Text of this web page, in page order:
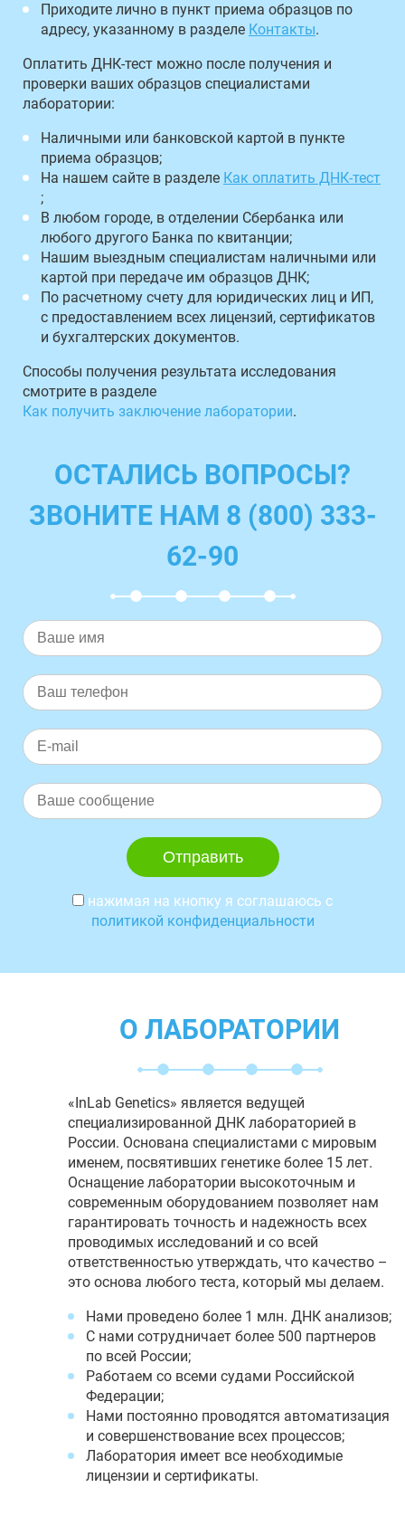
Приходите лично в пункт приема образцов по
адресу, указанному в разделе Контакты.
Оплатить ДНК-тест можно после получения и
проверки ваших образцов специалистами
лаборатории:
Наличными или банковской картой в пункте
приема образцов;
На нашем сайте в разделе Как оплатить ДНК-тест
;
В любом городе, в отделении Сбербанка или
любого другого Банка по квитанции;
Нашим выездным специалистам наличными или
картой при передаче им образцов ДНК;
По расчетному счету для юридических лиц и ИП,
с предоставлением всех лицензий, сертификатов
и бухгалтерских документов.
Способы получения результата исследования
смотрите в разделе
Как получить заключение лаборатории.
ОСТАЛИСЬ ВОПРОСЫ?
ЗВОНИТЕ НАМ 8 (800) 333-
62-90
нажимая на кнопку я соглашаюсь с
политикой конфиденциальности
О ЛАБОРАТОРИИ
«InLab Genetics» является ведущей
специализированной ДНК лабораторией в
России. Основана специалистами с мировым
именем, посвятивших генетике более 15 лет.
Оснащение лаборатории высокоточным и
современным оборудованием позволяет нам
гарантировать точность и надежность всех
проводимых исследований и со всей
ответственностью утверждать, что качество –
это основа любого теста, который мы делаем.
Нами проведено более 1 млн. ДНК анализов;
С нами сотрудничает более 500 партнеров
по всей России;
Работаем со всеми судами Российской
Федерации;
Нами постоянно проводятся автоматизация
и совершенствование всех процессов;
Лаборатория имеет все необходимые
лицензии и сертификаты.